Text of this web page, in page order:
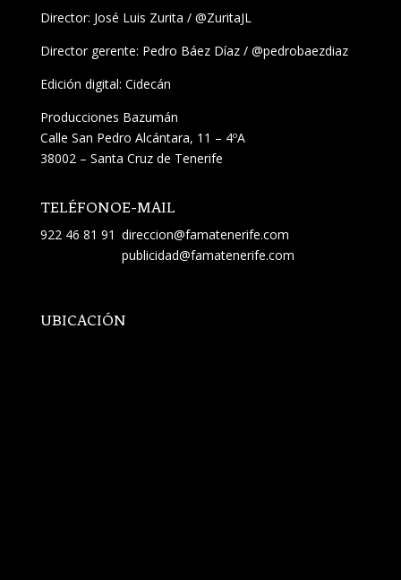
Director: José Luis Zurita / @ZuritaJL
Director gerente: Pedro Báez Díaz / @pedrobaezdiaz
Edición digital: Cidecán
Producciones Bazumán
Calle San Pedro Alcántara, 11 – 4ºA
38002 – Santa Cruz de Tenerife
TELÉFONO
922 46 81 91
E-MAIL
direccion@famatenerife.com
publicidad@famatenerife.com
UBICACIÓN